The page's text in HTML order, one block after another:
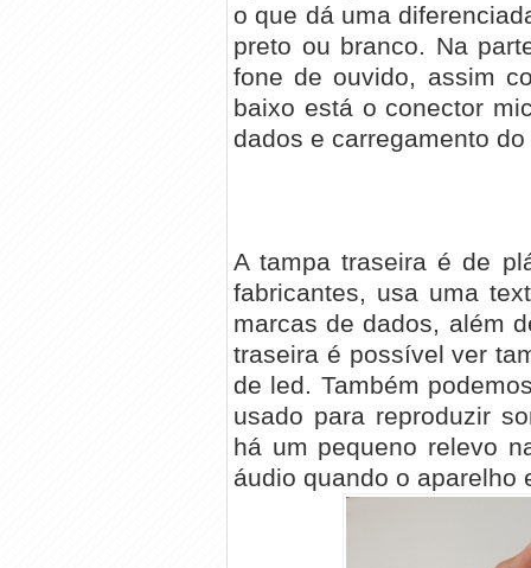
o que dá uma
preto ou branco. Na
fone de ouvido, assim
baixo está o conector
dados e carregamento
A tampa traseira é de
fabricantes, usa uma
marcas de dados, além
traseira é possível ver
de led. Também
usado para reproduzir
há um pequeno relevo
áudio quando o aparelho